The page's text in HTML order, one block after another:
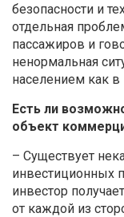
безопасности и
отдельная
пассажиров и
ненормальная
населением как
Есть ли
объект
– Существует
инвестиционных
инвестор
от каждой из